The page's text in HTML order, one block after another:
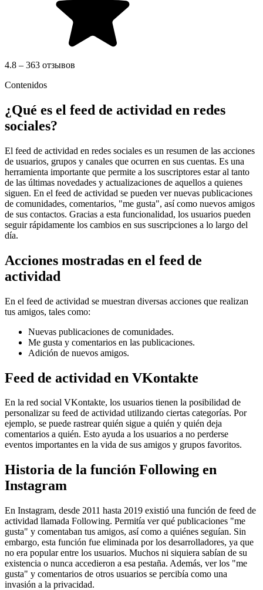
4.8 – 363 отзывов
Contenidos
¿Qué es el feed de actividad en redes
sociales?
El feed de actividad en redes sociales es un resumen de las acciones
de usuarios, grupos y canales que ocurren en sus cuentas. Es una
herramienta importante que permite a los suscriptores estar al tanto
de las últimas novedades y actualizaciones de aquellos a quienes
siguen. En el feed de actividad se pueden ver nuevas publicaciones
de comunidades, comentarios, "me gusta", así como nuevos amigos
de sus contactos. Gracias a esta funcionalidad, los usuarios pueden
seguir rápidamente los cambios en sus suscripciones a lo largo del
día.
Acciones mostradas en el feed de
actividad
En el feed de actividad se muestran diversas acciones que realizan
tus amigos, tales como:
Nuevas publicaciones de comunidades.
Me gusta y comentarios en las publicaciones.
Adición de nuevos amigos.
Feed de actividad en VKontakte
En la red social VKontakte, los usuarios tienen la posibilidad de
personalizar su feed de actividad utilizando ciertas categorías. Por
ejemplo, se puede rastrear quién sigue a quién y quién deja
comentarios a quién. Esto ayuda a los usuarios a no perderse
eventos importantes en la vida de sus amigos y grupos favoritos.
Historia de la función Following en
Instagram
En Instagram, desde 2011 hasta 2019 existió una función de feed de
actividad llamada Following. Permitía ver qué publicaciones "me
gusta" y comentaban tus amigos, así como a quiénes seguían. Sin
embargo, esta función fue eliminada por los desarrolladores, ya que
no era popular entre los usuarios. Muchos ni siquiera sabían de su
existencia o nunca accedieron a esa pestaña. Además, ver los "me
gusta" y comentarios de otros usuarios se percibía como una
invasión a la privacidad.